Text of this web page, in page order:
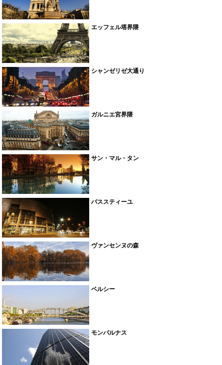
エッフェル塔界隈
シャンゼリゼ大通り
ガルニエ宮界隈
サン・マル・タン
バススティーユ
ヴァンセンヌの森
ベルシー
モンパルナス